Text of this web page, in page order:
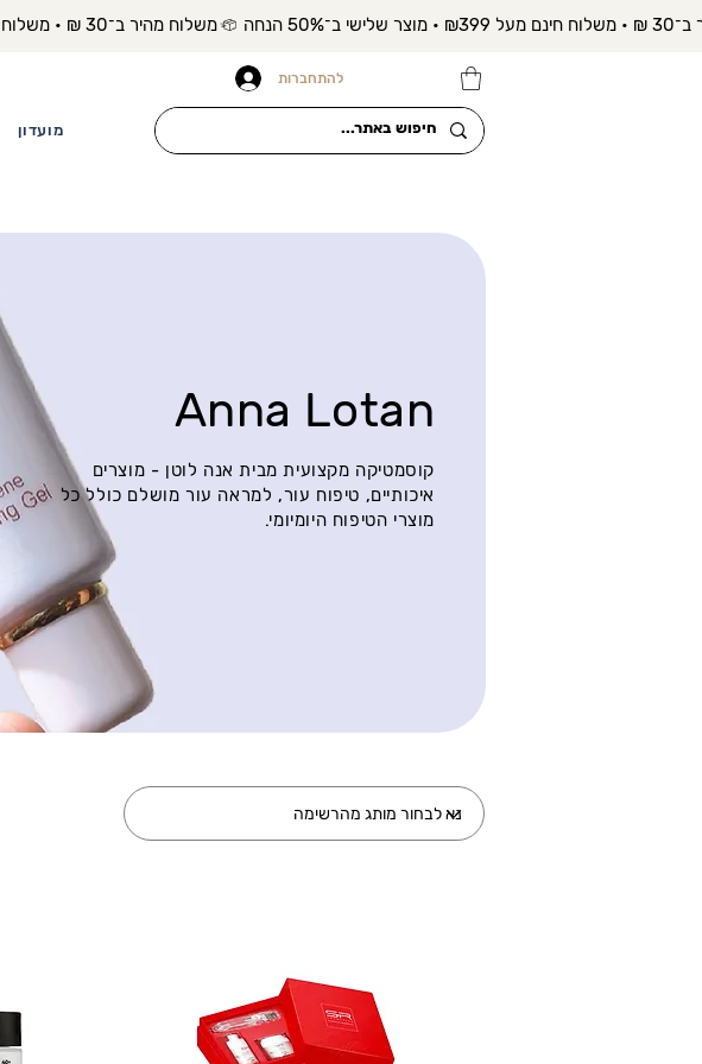
מועדון
להתחברות
Anna Lotan
קוסמטיקה מקצועית מבית אנה לוטן - מוצרים
איכותיים, טיפוח עור, למראה עור מושלם כולל כל
מוצרי הטיפוח היומיומי.